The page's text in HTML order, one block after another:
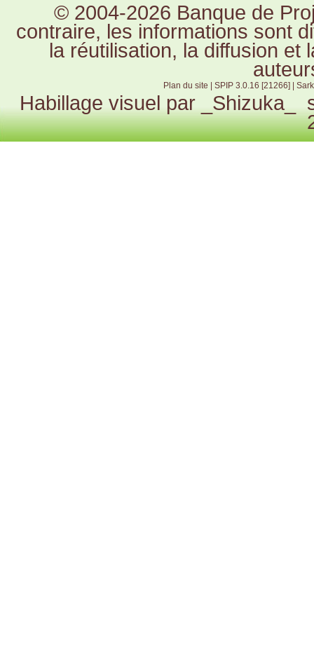
© 2004-2026 Banque de
contraire, les informations sont
la réutilisation, la diffusion et
Plan du site SPIP 3.0.16 [21266]
Habillage visuel par _Shizuka_